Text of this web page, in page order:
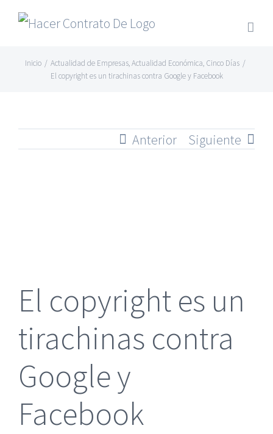
Skip
Inicio / Actualidad de Empresas,Actualidad Económica, Cinco Días /
El copyright es un tirachinas contra Google y Facebook
Anterior Siguiente
El copyright es un
tirachinas contra
Google y
Facebook